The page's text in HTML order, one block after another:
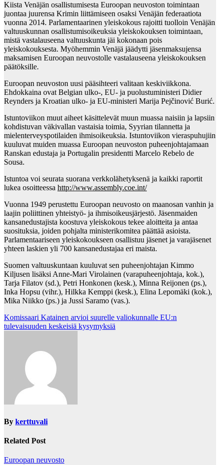
Kiista Venäjän osallistumisesta Euroopan neuvoston toimintaan
juontaa juurensa Krimin liittämiseen osaksi Venäjän federaatiota
vuonna 2014. Parlamentaarinen yleiskokous rajoitti tuolloin Venäjän
valtuuskunnan osallistumisoikeuksia yleiskokouksen toimintaan,
mistä vastalauseena valtuuskunta jäi kokonaan pois
yleiskokouksesta. Myöhemmin Venäjä jäädytti jäsenmaksujensa
maksamisen Euroopan neuvostolle vastalauseena yleiskokouksen
päätöksille.
Euroopan neuvoston uusi pääsihteeri valitaan keskiviikkona.
Ehdokkaina ovat Belgian ulko-, EU- ja puolustuministeri Didier
Reynders ja Kroatian ulko- ja EU-ministeri Marija Pejčinović Burić.
Istuntoviikon muut aiheet käsittelevät muun muassa naisiin ja lapsiin
kohdistuvan väkivallan vastaisia toimia, Syyrian tilannetta ja
mielenterveyspotilaiden ihmisoikeuksia. Istuntoviikon vieraspuhujiin
kuuluvat muiden muassa Euroopan neuvoston puheenjohtajamaan
Ranskan edustaja ja Portugalin presidentti Marcelo Rebelo de
Sousa.
Istuntoa voi seurata suorana verkkolähetyksenä ja kaikki raportit
lukea osoitteessa http://www.assembly.coe.int/
Vuonna 1949 perustettu Euroopan neuvosto on maanosan vanhin ja
laajin poliittinen yhteistyö- ja ihmisoikeusjärjestö. Jäsenmaiden
kansanedustajista koostuva yleiskokous tekee aloitteita ja antaa
suosituksia, joiden pohjalta ministerikomitea päättää asioista.
Parlamentaariseen yleiskokoukseen osallistuu jäsenet ja varajäsenet
yhteen laskien yli 700 kansanedustajaa eri maista.
Suomen valtuuskuntaan kuuluvat sen puheenjohtajan Kimmo
Kiljusen lisäksi Anne-Mari Virolainen (varapuheenjohtaja, kok.),
Tarja Filatov (sd.), Petri Honkonen (kesk.), Minna Reijonen (ps.),
Inka Hopsu (vihr.), Hilkka Kemppi (kesk.), Elina Lepomäki (kok.),
Mika Niikko (ps.) ja Jussi Saramo (vas.).
Post
navigation
Komissaari Katainen arvioi suurelle valiokunnalle EU:n
tulevaisuuden keskeisiä kysymyksiä
By kerttuvali
Related Post
Euroopan neuvosto